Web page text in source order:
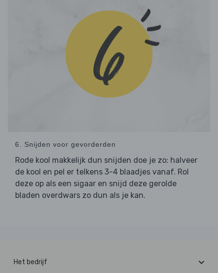
6. Snijden voor gevorderden
Rode kool makkelijk dun snijden doe je zo: halveer
de kool en pel er telkens 3-4 blaadjes vanaf. Rol
deze op als een sigaar en snijd deze gerolde
bladen overdwars zo dun als je kan.
Het bedrijf